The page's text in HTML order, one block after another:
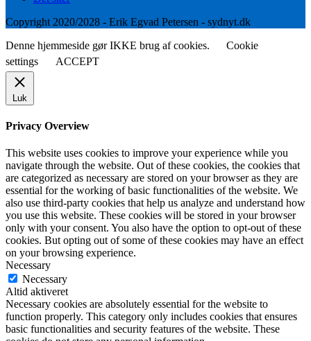
Copyright 2020/2028 - Erik Egvad Petersen - sydnyt.dk
Denne hjemmeside gør IKKE brug af cookies.
Cookie
settings
ACCEPT
Luk
Privacy Overview
This website uses cookies to improve your experience while you
navigate through the website. Out of these cookies, the cookies that
are categorized as necessary are stored on your browser as they are
essential for the working of basic functionalities of the website. We
also use third-party cookies that help us analyze and understand how
you use this website. These cookies will be stored in your browser
only with your consent. You also have the option to opt-out of these
cookies. But opting out of some of these cookies may have an effect
on your browsing experience.
Necessary
Necessary
Altid aktiveret
Necessary cookies are absolutely essential for the website to
function properly. This category only includes cookies that ensures
basic functionalities and security features of the website. These